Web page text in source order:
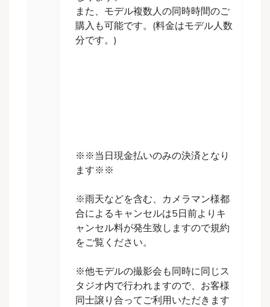
また、モデル複数人の同時時間のご
購入も可能です。(料金はモデル人数
分です。)
※※当日現金払いのみの決済となり
ます※※
※雨天などを含む、カメラマン様都
合によるキャンセルは5日前よりキ
ャンセル料が発生致しますので規約
をご覧ください。
※他モデルの撮影会も同時に同じス
タジオ内で行われますので、お客様
同士譲り合ってご利用いただきます